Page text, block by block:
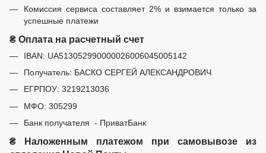
Комиссия сервиса составляет 2% и взимается только за
успешные платежи
₴ Оплата на расчетный счет
IBAN: UA513052990000026006045005142
Получатель: БАСКО СЕРГЕЙ АЛЕКСАНДРОВИЧ
ЕГРПОУ: 3219213036
МФО: 305299
Банк получателя - ПриватБанк
₴ Наложенным платежом при самовывозе из